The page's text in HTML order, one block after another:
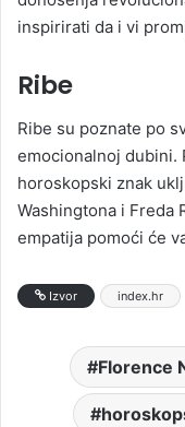
inspirirati da i vi
Ribe
Ribe su poznate po
emocionalnoj dubini.
horoskopski znak
Washingtona i Freda
empatija pomoći će
Izvor index.hr
Florence